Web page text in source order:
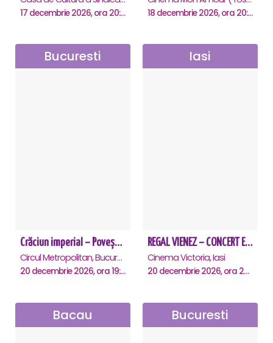
17 decembrie 2026, ora 20:00 18 decembrie 2026, ora 20:00
Bucuresti
Crăciun imperial – Povești vieneze - Bucuresti
Circul Metropolitan, Bucuresti
20 decembrie 2026, ora 19:30
Iasi
REGAL VIENEZ – CONCERT EXTRAORDINAR DE CRACIUN - Iasi
Cinema Victoria, Iasi
20 decembrie 2026, ora 20:00
Bacau Bucuresti